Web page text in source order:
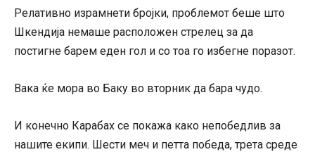
Релативно израмнети бројки, проблемот беше што
Шкендија немаше расположен стрелец за да
постигне барем еден гол и со тоа го избегне поразот.
Вака ќе мора во Баку во вторник да бара чудо.
И конечно Карабах се покажа како непобедлив за
нашите екипи. Шести меч и петта победа, трета среде